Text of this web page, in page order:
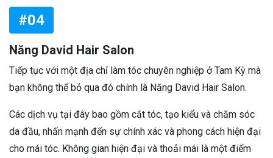
#04
Năng David Hair Salon
Tiếp tục với một địa chỉ làm tóc chuyên nghiệp ở Tam Kỳ mà
bạn không thể bỏ qua đó chính là Năng David Hair Salon.
Các dịch vụ tại đây bao gồm cắt tóc, tạo kiểu và chăm sóc
da đầu, nhấn mạnh đến sự chính xác và phong cách hiện đại
cho mái tóc. Không gian hiện đại và thoải mái là một điểm